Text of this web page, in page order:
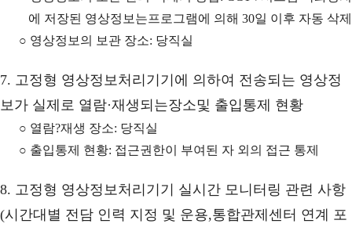
에 저장된 영상정보는프로그램에 의해 30일 이후 자동 삭제
○ 영상정보의 보관 장소: 당직실
7. 고정형 영상정보처리기기에 의하여 전송되는 영상정
보가 실제로 열람·재생되는장소및 출입통제 현황
○ 열람?재생 장소: 당직실
○ 출입통제 현황: 접근권한이 부여된 자 외의 접근 통제
8. 고정형 영상정보처리기기 실시간 모니터링 관련 사항
(시간대별 전담 인력 지정 및 운용,통합관제센터 연계 포